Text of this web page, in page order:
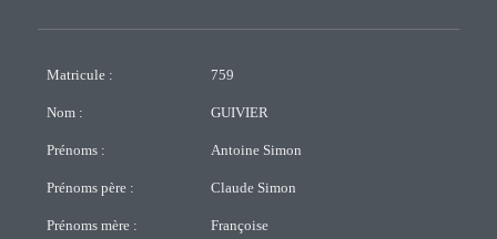
Matricule : 759
Nom : GUIVIER
Prénoms : Antoine Simon
Prénoms père : Claude Simon
Prénoms mère : Françoise